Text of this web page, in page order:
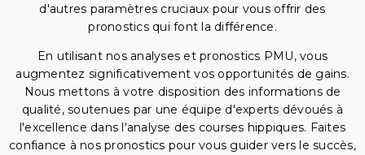
d'autres paramètres cruciaux pour vous offrir des
pronostics qui font la différence.
En utilisant nos analyses et pronostics PMU, vous
augmentez significativement vos opportunités de gains.
Nous mettons à votre disposition des informations de
qualité, soutenues par une équipe d'experts dévoués à
l'excellence dans l'analyse des courses hippiques. Faites
confiance à nos pronostics pour vous guider vers le succès,